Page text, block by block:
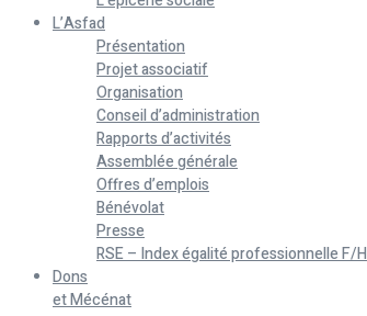
L’Asfad
Présentation
Projet associatif
Organisation
Conseil d’administration
Rapports d’activités
Assemblée générale
Offres d’emplois
Bénévolat
Presse
RSE – Index égalité professionnelle F/H
Dons
et Mécénat